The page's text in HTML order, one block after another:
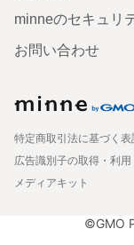
minneのセキュリ
お問い合わせ
特定商取引法に基づく表
広告識別子の取得・利用
メディアキット
©GMO